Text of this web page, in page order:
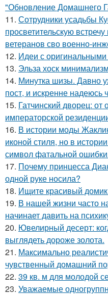
"Обновление Домашнего
11. Сотрудники усадьбы
просветительскую
ветеранов сво военно-
12. Идеи с
13. Эльза хоск
14. Минутка шизы. Давно
пост, и искренне надеюсь
15. Гатчинский дворец: от
императорской
16. В истории моды
иконой стиля, но в
символ фатальной
17. Почему принцесса
одной руке носила?
18. Ищите красивый
19. В нашей жизни часто
начинает давить на
20. Ювелирный десерт:
выглядеть дороже золота.
21. Максимально
чувственный домашний
22. 39 кв. м для молодой
23. Уважаемые